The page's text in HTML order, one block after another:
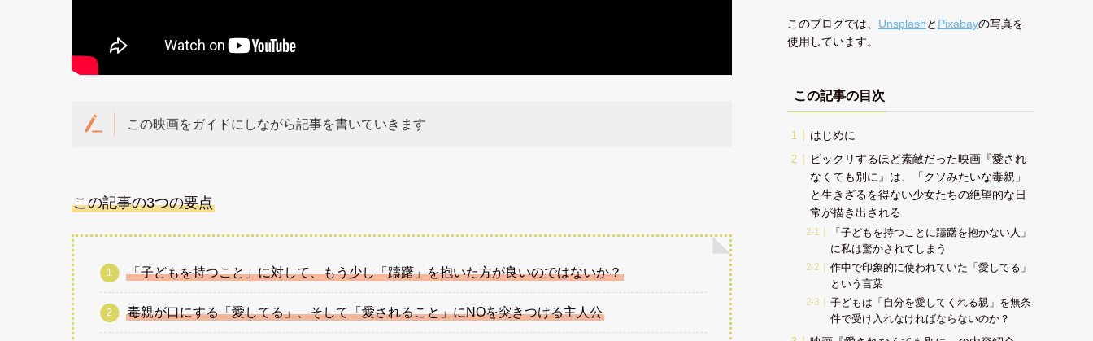
この映画をガイドにしながら記事を書いていきます
この記事の3つの要点
「子どもを持つこと」に対して、もう少し「躊躇」を抱いた方が良いのではないか？
毒親が口にする「愛してる」、そして「愛されること」にNOを突きつける主人公
このブログでは、 Unsplashと Pixabayの写真を
使用しています。
この記事の目次
はじめに
ビックリするほど素敵だった映画『愛され
なくても別に』は、「クソみたいな毒親」
と生きざるを得ない少女たちの絶望的な日
常が描き出される
「子どもを持つことに躊躇を抱かない人」
に私は驚かされてしまう
作中で印象的に使われていた「愛してる」
という言葉
子どもは「自分を愛してくれる親」を無条
件で受け入れなければならないのか？